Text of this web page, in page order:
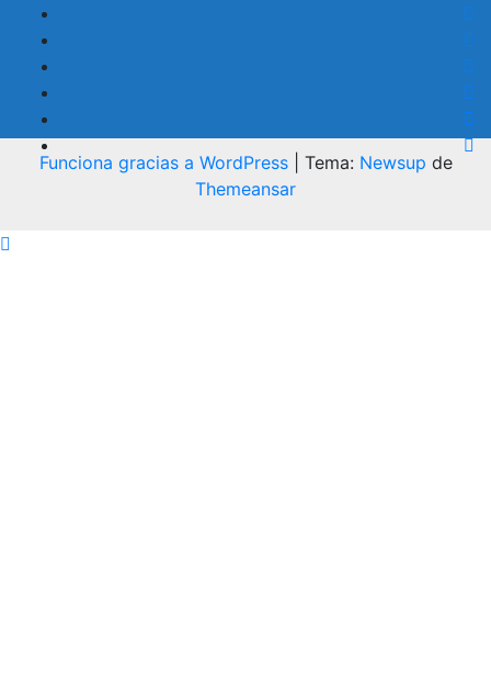
Funciona gracias a WordPress Tema: Newsup de
Themeansar